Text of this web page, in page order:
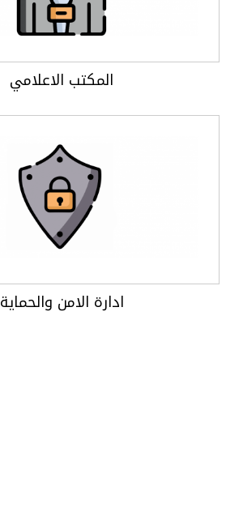
المكتب الاعلامي
ادارة الامن والحماية